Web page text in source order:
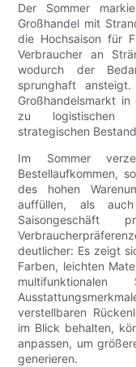
Der Sommer
Großhandel mit
die Hochsaison für
Verbraucher an
wodurch der
sprunghaft
Großhandelsmarkt
zu logistischen
strategischen
Im Sommer
Bestellaufkommen,
des hohen
auffüllen, als
Saisongeschäft
deutlicher: Es zeigt
Farben, leichten
verstellbaren
im Blick behalten,
anpassen, um
generieren.